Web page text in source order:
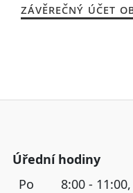
ZÁVĚREČNÝ ÚČET
Úřední hodiny
Po
8:00 -